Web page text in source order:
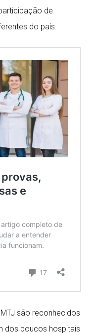
de
do país.
são reconhecidos
dos poucos hospitais